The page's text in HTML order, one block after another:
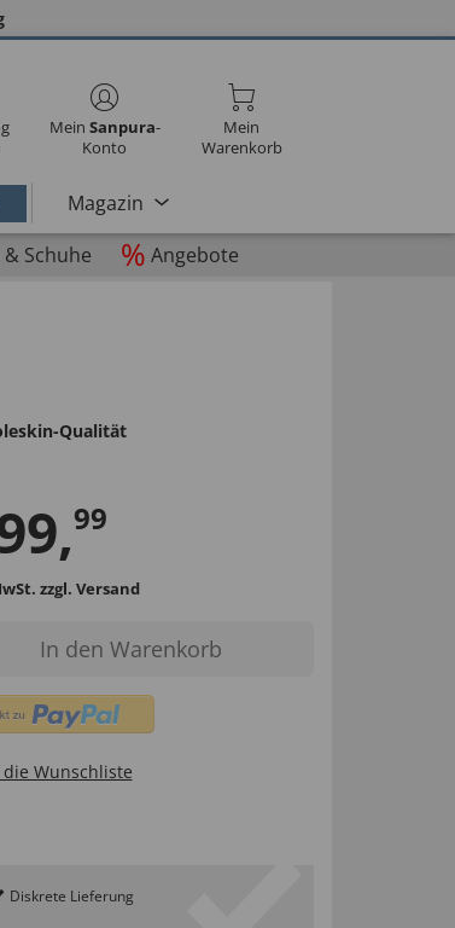
Mein Sanpura-
Konto
Mein
Warenkorb
Magazin
Schuhe % Angebote
Qualität
,99
zzgl. Versand
In den Warenkorb
Wunschliste
Diskrete Lieferung